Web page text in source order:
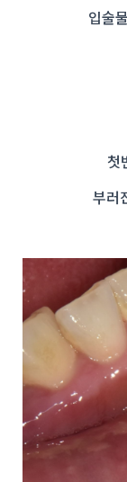
입술
첫
부러